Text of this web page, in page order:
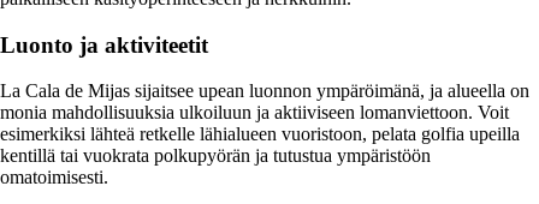
Luonto ja aktiviteetit
La Cala de Mijas sijaitsee upean luonnon ympäröimänä, ja alueella on
monia mahdollisuuksia ulkoiluun ja aktiiviseen lomanviettoon. Voit
esimerkiksi lähteä retkelle lähialueen vuoristoon, pelata golfia upeilla
kentillä tai vuokrata polkupyörän ja tutustua ympäristöön
omatoimisesti.